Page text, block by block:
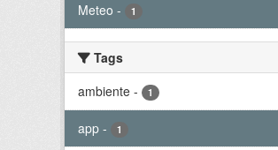
Meteo - 1
Tags
ambiente - 1
app - 1